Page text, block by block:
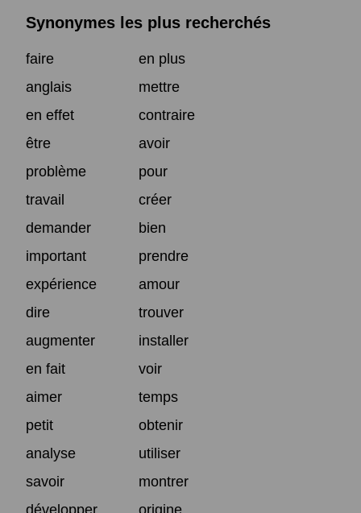
Synonymes les plus recherchés
faire
en plus
anglais
mettre
en effet
contraire
être
avoir
problème
pour
travail
créer
demander
bien
important
prendre
expérience
amour
dire
trouver
augmenter
installer
en fait
voir
aimer
temps
petit
obtenir
analyse
utiliser
savoir
montrer